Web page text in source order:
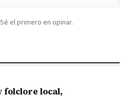
el primero en opinar.
folclore local,